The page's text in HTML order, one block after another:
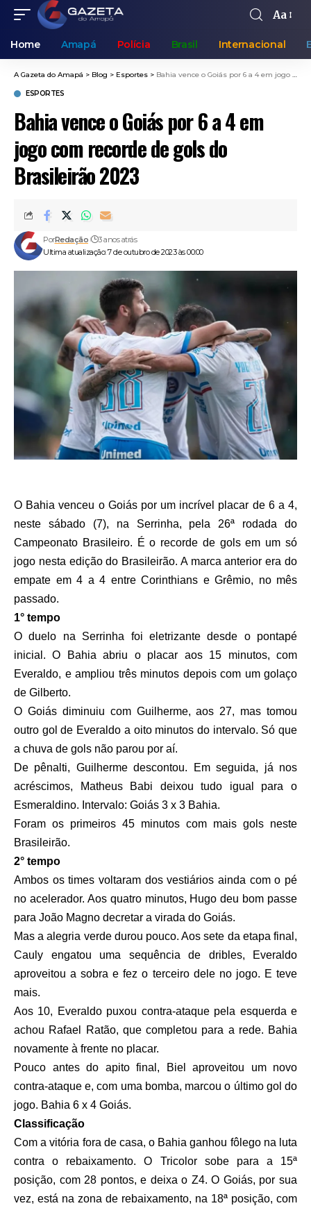
Aa
Home Amapá Polícia Brasil Internacional
A Gazeta do Amapá > Blog > Esportes > Bahia vence o Goiás por 6 a 4 em jogo com recorde de gols do Brasileirão 2023
ESPORTES
Bahia vence o Goiás por 6 a 4 em
jogo com recorde de gols do
Brasileirão 2023
Ultima atualização: 7 de outubro de 2023 às 00:00
PorRedação 3 anos atrás
O Bahia venceu o Goiás por um incrível placar de 6 a 4,
neste sábado (7), na Serrinha, pela 26ª rodada do
Campeonato Brasileiro. É o recorde de gols em um só
jogo nesta edição do Brasileirão. A marca anterior era do
empate em 4 a 4 entre Corinthians e Grêmio, no mês
passado.
1° tempo
O duelo na Serrinha foi eletrizante desde o pontapé
inicial. O Bahia abriu o placar aos 15 minutos, com
Everaldo, e ampliou três minutos depois com um golaço
de Gilberto.
O Goiás diminuiu com Guilherme, aos 27, mas tomou
outro gol de Everaldo a oito minutos do intervalo. Só que
a chuva de gols não parou por aí.
De pênalti, Guilherme descontou. Em seguida, já nos
acréscimos, Matheus Babi deixou tudo igual para o
Esmeraldino. Intervalo: Goiás 3 x 3 Bahia.
Foram os primeiros 45 minutos com mais gols neste
Brasileirão.
2° tempo
Ambos os times voltaram dos vestiários ainda com o pé
no acelerador. Aos quatro minutos, Hugo deu bom passe
para João Magno decretar a virada do Goiás.
Mas a alegria verde durou pouco. Aos sete da etapa final,
Cauly engatou uma sequência de dribles, Everaldo
aproveitou a sobra e fez o terceiro dele no jogo. E teve
mais.
Aos 10, Everaldo puxou contra-ataque pela esquerda e
achou Rafael Ratão, que completou para a rede. Bahia
novamente à frente no placar.
Pouco antes do apito final, Biel aproveitou um novo
contra-ataque e, com uma bomba, marcou o último gol do
jogo. Bahia 6 x 4 Goiás.
Classificação
Com a vitória fora de casa, o Bahia ganhou fôlego na luta
contra o rebaixamento. O Tricolor sobe para a 15ª
posição, com 28 pontos, e deixa o Z4. O Goiás, por sua
vez, está na zona de rebaixamento, na 18ª posição, com